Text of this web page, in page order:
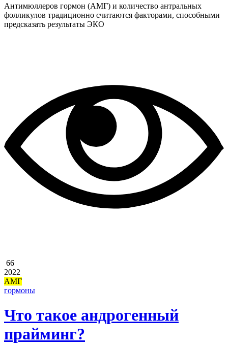
Антимюллеров гормон (АМГ) и количество антральных
фолликулов традиционно считаются факторами, способными
предсказать результаты ЭКО
66
2022
АМГ
гормоны
Что такое андрогенный
прайминг?